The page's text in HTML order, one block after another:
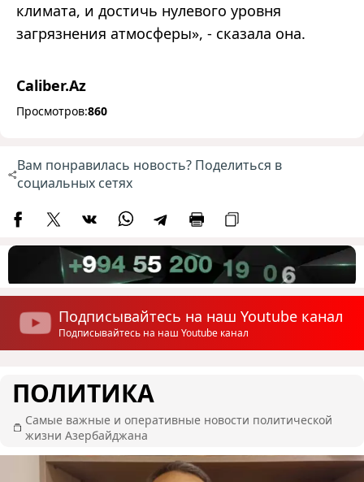
климата, и достичь нулевого уровня
загрязнения атмосферы», - сказала она.
Caliber.Az
Просмотров:860
Вам понравилась новость? Поделиться в
социальных сетях
Подписывайтесь на наш Youtube канал
Подписывайтесь на наш Youtube канал
ПОЛИТИКА
Самые важные и оперативные новости политической
жизни Азербайджана